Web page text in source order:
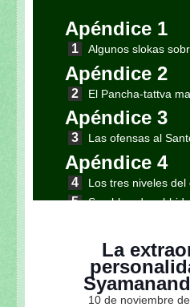
Apéndice 1
Algunos slokas
Apéndice 2
El Pancha-tattva
Apéndice 3
Las ofensas al
Apéndice 4
Los tres niveles
Sambhanda,
Sri Siksastakam:
La síntesis del Sri
El primer verso
2011
La
10 de noviembre